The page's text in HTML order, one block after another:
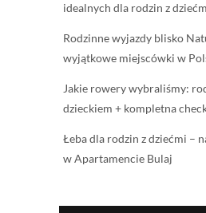
idealnych dla rodzin z
Rodzinne wyjazdy blisko
wyjątkowe miejscówki w
Jakie rowery wybraliśmy:
dzieckiem + kompletna
Łeba dla rodzin z dziećmi –
w Apartamencie Bulaj